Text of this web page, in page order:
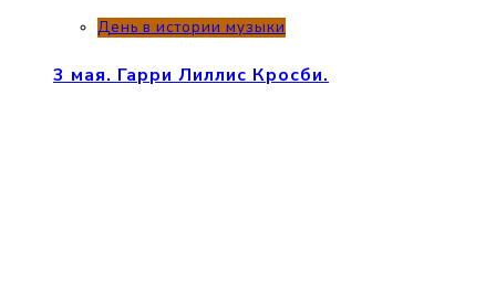
День в истории музыки
3 мая. Гарри Лиллис Кросби.